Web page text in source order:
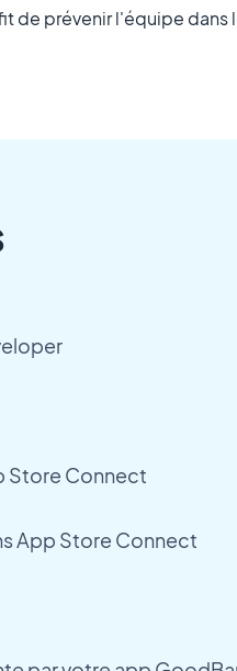
de prévenir l'équipe
Store Connect
App Store Connect